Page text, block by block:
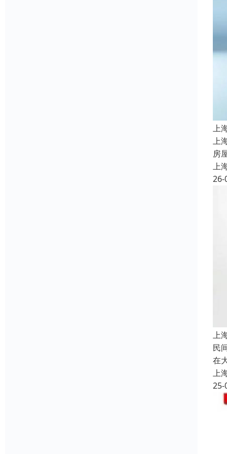
上
上
房
上
26-
上
民
在
上
25-